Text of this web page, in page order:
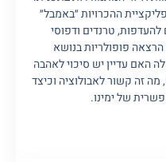
ההכרויות ״באמבל״
טרנדים ודפוסי
פופולריות בנושא
האם עדיין יש סיכוי לאהבה
זה קשור לאבולוציה וכיצד
של ימינו.